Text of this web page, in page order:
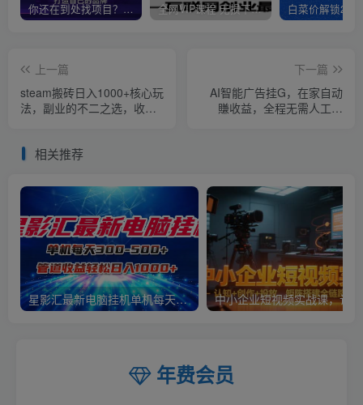
你还在到处找项目？还在当韭菜？我靠卖项目一个月收入5万+，曾经我也是个失败者。 全网VIP课程 无损下载~
上一篇
steam搬砖日入1000+核心玩
法，副业的不二之选，收益
下一篇
AI智能广告挂G，在家自动
賺收益，全程无需人工操
相关推荐
星影汇最新电脑挂机单机每天300+团队管道收益轻松日入1000+
年费会员